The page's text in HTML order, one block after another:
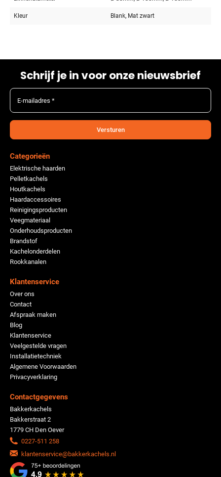
Kleur Blank, Mat zwart
Schrijf je in voor onze nieuwsbrief
E-mailadres *
Versturen
Categorieën
Elektrische haarden
Pelletkachels
Houtkachels
Haardaccessoires
Reinigingsproducten
Veegmateriaal
Onderhoudsproducten
Brandstof
Kachelonderdelen
Rookkanalen
Klantenservice
Over ons
Contact
Afspraak maken
Blog
Klantenservice
Veelgestelde vragen
Installatietechniek
Algemene Voorwaarden
Privacyverklaring
Contactgegevens
Bakkerkachels
Bakkerstraat 2
1779 CH Den Oever
0227-511 258
klantenservice@bakkerkachels.nl